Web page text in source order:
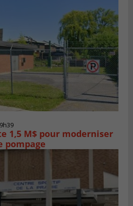
1,5 M$ pour moderniser
pompage